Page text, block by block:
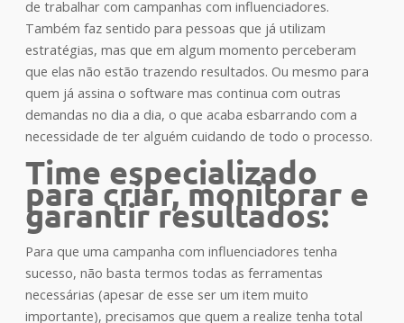
de trabalhar com campanhas com influenciadores.
Também faz sentido para pessoas que já utilizam
estratégias, mas que em algum momento perceberam
que elas não estão trazendo resultados. Ou mesmo para
quem já assina o software mas continua com outras
demandas no dia a dia, o que acaba esbarrando com a
necessidade de ter alguém cuidando de todo o processo.
Time especializado
para criar, monitorar e
garantir resultados:
Para que uma campanha com influenciadores tenha
sucesso, não basta termos todas as ferramentas
necessárias (apesar de esse ser um item muito
importante), precisamos que quem a realize tenha total